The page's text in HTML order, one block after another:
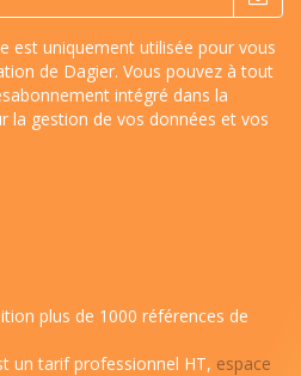
est uniquement utilisée pour vous
de Dagier. Vous pouvez à tout
intégré dans la
la gestion de vos données et vos
plus de 1000 références de
un tarif professionnel HT, espace